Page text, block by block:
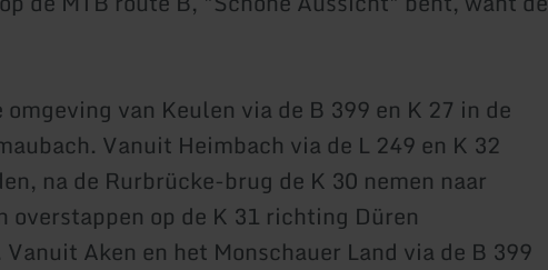
van Keulen via de B 399 en K 27 in de
Vanuit Heimbach via de L 249 en K 32
na de Rurbrücke-brug de K 30 nemen naar
overstappen op de K 31 richting Düren
Aken en het Monschauer Land via de B 399